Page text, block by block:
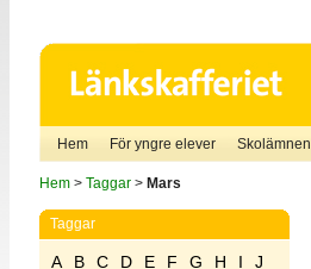
Hem För yngre elever Skolämnen
Hem> Taggar> Mars
Taggar
A B C D E F G H I
J